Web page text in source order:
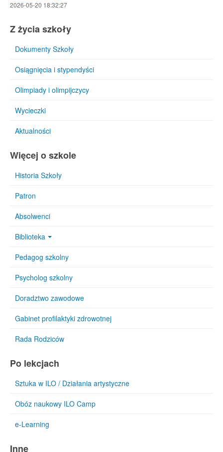
2026-05-20 18:32:27
Z życia szkoły
Dokumenty Szkoły
Osiągnięcia i stypendyści
Olimpiady i olimpijczycy
Wycieczki
Aktualności
Więcej o szkole
Historia Szkoły
Patron
Absolwenci
Biblioteka
Pedagog szkolny
Psycholog szkolny
Doradztwo zawodowe
Gabinet profilaktyki zdrowotnej
Rada Rodziców
Po lekcjach
Sztuka w ILO / Działania artystyczne
Obóz naukowy ILO Camp
e-Learning
Inne